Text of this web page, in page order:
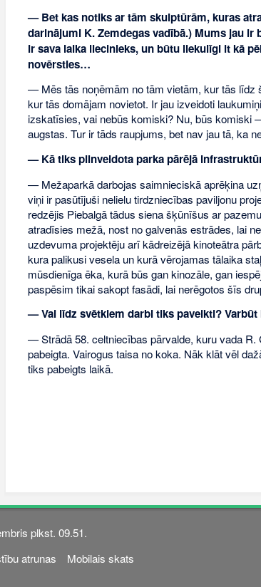
— Bet kas notiks ar tām skulptūrām, kuras
darinājumi K. Zemdegas vadībā.) Mums jau
ir sava laika liecinieks, un būtu liekulīgi it kā
novērsties…
— Mēs tās noņēmām no tām vietām, kur tās līdz
kur tās domājam novietot. Ir jau izveidoti
izskatīsies, vai nebūs komiski? Nu, būs komiski
augstas. Tur ir tāds raupjums, bet nav jau tā, ka
— Kā tiks pilnveidota parka pārējā
— Mežaparkā darbojas saimnieciskā aprēķina
viņi ir pasūtījuši nelielu tirdzniecības paviljonu
redzējis Piebalgā tādus siena šķūnīšus ar
atradīsies mežā, nost no galvenās estrādes, lai
uzdevuma projektēju arī kādreizējā kinoteātra
kura palikusi vesela un kurā vērojamas tālaika
mūsdienīga ēka, kurā būs gan kinozāle, gan
paspēsim tikai sakopt fasādi, lai nerēgotos šīs
— Vai līdz svētkiem darbi tiks paveikti?
— Strādā 58. celtniecības pārvalde, kuru vada
pabeigta. Vairogus taisa no koka. Nāk klāt vēl
tiks pabeigts laikā.
plkst. 09.51.
atrunas Mobilais skats